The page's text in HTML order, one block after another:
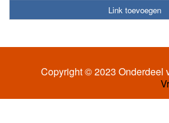
Link toevoegen
Copyright © 2023 Onderdeel